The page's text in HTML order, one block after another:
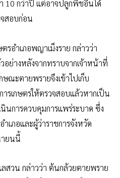
10 กว่าปี แต่อาจปลูกพืชอื่นได้
จสอบก่อน
รอำเภอพญาเม็งราย กล่าวว่า
ย่างหลังจากทราบจากเจ้าหน้าที่
ณะตายพรายจึงเข้าไปเก็บ
รเกษตรให้ตรวจสอบแล้วหากเป็น
นการควบคุมการแพร่ระบาด ซึ่ง
เภอและผู้ว่าราชการจังหวัด
ายนนี้
วน กล่าวว่า ต้นกล้วยตายพราย